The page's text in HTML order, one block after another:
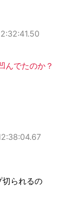
んでたのか？
られるの